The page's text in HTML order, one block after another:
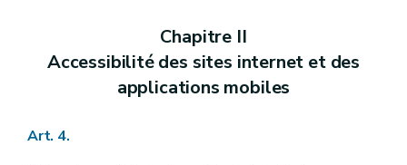
Chapitre II
Accessibilité des sites internet et des
applications mobiles
Art. 4.